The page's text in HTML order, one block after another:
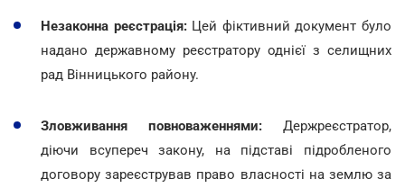
Незаконна реєстрація:Цей фіктивний документ було
надано державному реєстратору однієї з селищних
рад Вінницького району.
Зловживання повноваженнями: Держреєстратор,
діючи всупереч закону, на підставі підробленого
договору зареєстрував право власності на землю за